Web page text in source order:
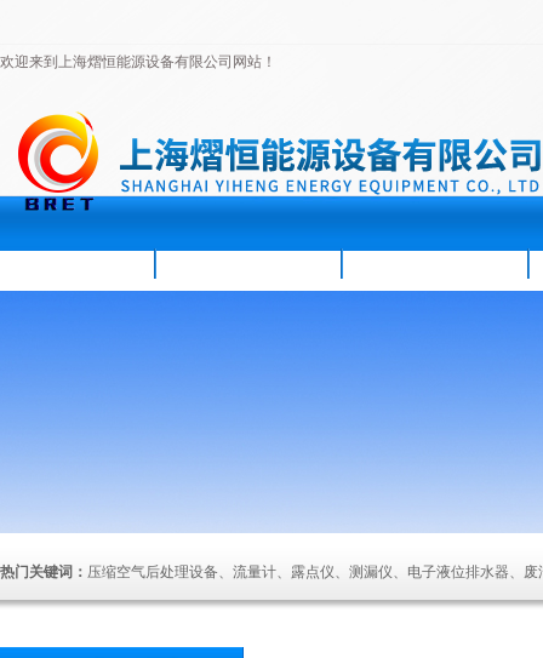
欢迎来到上海熠恒能源设备有限公司网站！
热门关键词： 压缩空气后处理设备、流量计、露点仪、测漏仪、电子液位排水器、